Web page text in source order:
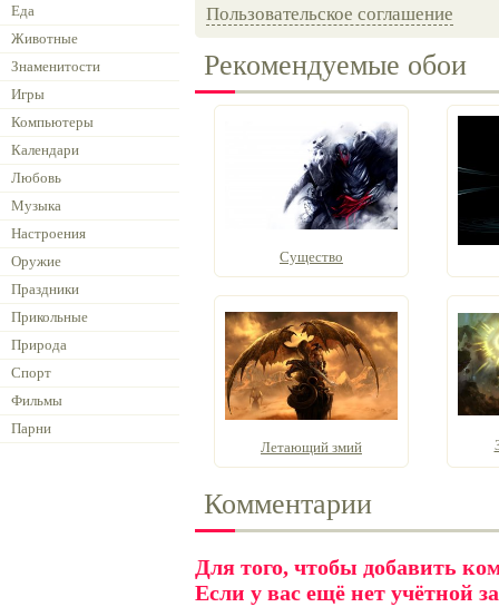
Еда
Животные
Знаменитости
Игры
Компьютеры
Календари
Любовь
Музыка
Настроения
Оружие
Праздники
Прикольные
Природа
Спорт
Фильмы
Парни
Пользовательское соглашение
Рекомендуемые обои
Существо
Летающий змий
Комментарии
Для того, чтобы добавить
Если у вас ещё нет учётной